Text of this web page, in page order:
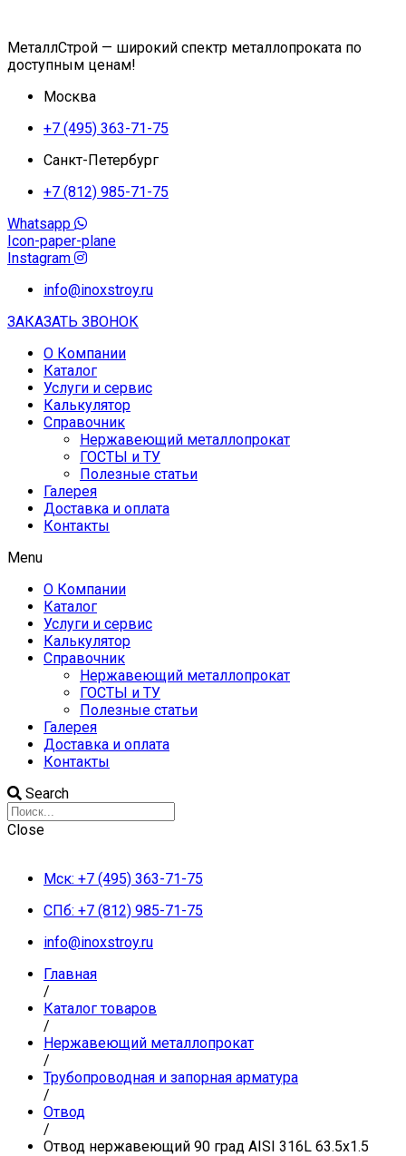
МеталлСтрой — широкий спектр металлопроката по
доступным ценам!
Москва
+7 (495) 363-71-75
Санкт-Петербург
+7 (812) 985-71-75
Whatsapp
Icon-paper-plane
Instagram
info@inoxstroy.ru
ЗАКАЗАТЬ ЗВОНОК
О Компании
Каталог
Услуги и сервис
Калькулятор
Справочник
Нержавеющий металлопрокат
ГОСТЫ и ТУ
Полезные статьи
Галерея
Доставка и оплата
Контакты
Menu
О Компании
Каталог
Услуги и сервис
Калькулятор
Справочник
Нержавеющий металлопрокат
ГОСТЫ и ТУ
Полезные статьи
Галерея
Доставка и оплата
Контакты
Search
Close
Мск: +7 (495) 363-71-75
СПб: +7 (812) 985-71-75
info@inoxstroy.ru
Главная
/
Каталог товаров
/
Нержавеющий металлопрокат
/
Трубопроводная и запорная арматура
/
Отвод
/
Отвод нержавеющий 90 град AISI 316L 63.5х1.5